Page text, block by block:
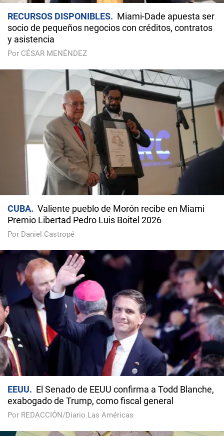
RECURSOS DISPONIBLES
Miami-Dade apuesta ser
socio de pequeños negocios con créditos, contratos
y asistencia
Por CÉSAR MENÉNDEZ
CUBA
Valiente pueblo de Morón recibe en Miami
Premio Libertad Pedro Luis Boitel 2026
Por Daniel Castropé
EEUU
El Senado de EEUU confirma a Todd Blanche,
exabogado de Trump, como fiscal general
Por REDACCIÓN/Diario Las Américas